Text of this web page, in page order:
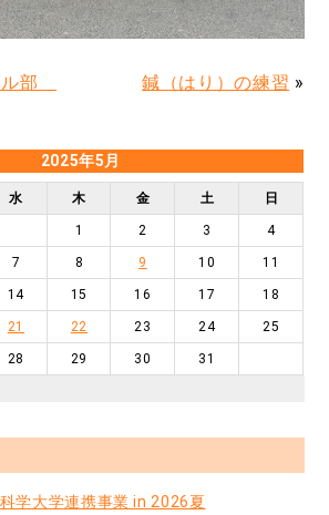
ル部 鍼（はり）の練習 »
2025年5月
水 木 金 土 日
1 2 3 4
7 8 9 10 11
14 15 16 17 18
21 22 23 24 25
28 29 30 31
学大学連携事業 in 2026夏